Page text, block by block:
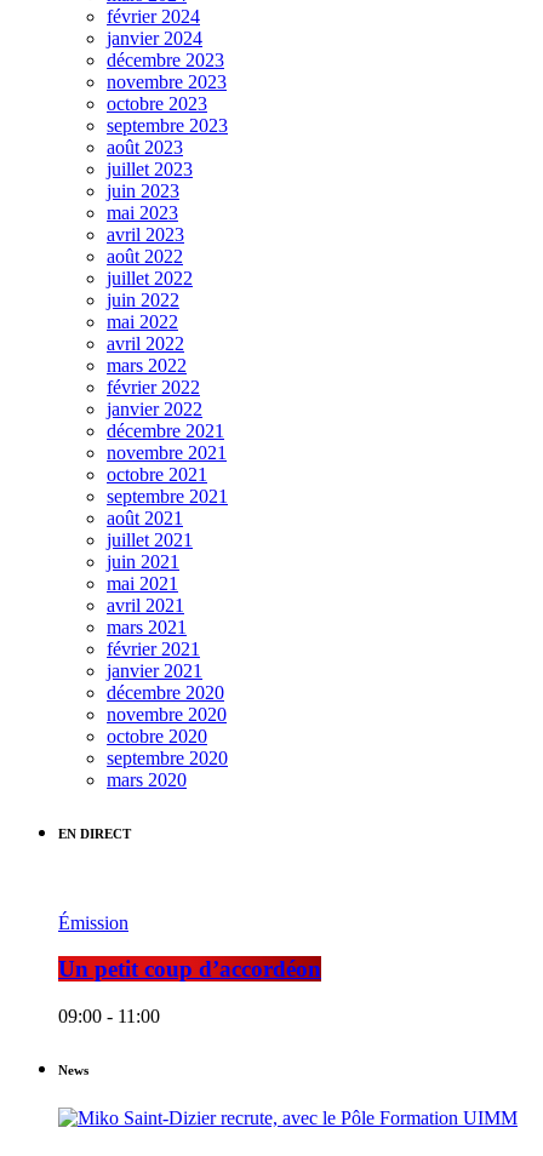
février 2024
janvier 2024
décembre 2023
novembre 2023
octobre 2023
septembre 2023
août 2023
juillet 2023
juin 2023
mai 2023
avril 2023
août 2022
juillet 2022
juin 2022
mai 2022
avril 2022
mars 2022
février 2022
janvier 2022
décembre 2021
novembre 2021
octobre 2021
septembre 2021
août 2021
juillet 2021
juin 2021
mai 2021
avril 2021
mars 2021
février 2021
janvier 2021
décembre 2020
novembre 2020
octobre 2020
septembre 2020
mars 2020
EN DIRECT
Émission
Un petit coup d’accordéon
09:00 - 11:00
News